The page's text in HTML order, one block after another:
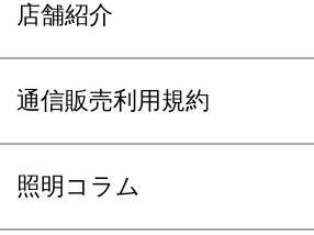
店舗紹介
通信販売利用規約
照明コラム